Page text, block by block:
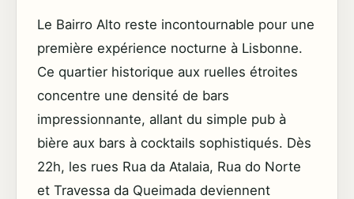
Le Bairro Alto reste incontournable pour une
première expérience nocturne à Lisbonne.
Ce quartier historique aux ruelles étroites
concentre une densité de bars
impressionnante, allant du simple pub à
bière aux bars à cocktails sophistiqués. Dès
22h, les rues Rua da Atalaia, Rua do Norte
et Travessa da Queimada deviennent